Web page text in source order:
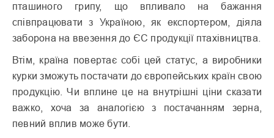
пташиного грипу, що впливало на бажання
співпрацювати з Україною, як експортером, діяла
заборона на ввезення до ЄС продукції птахівництва.
Втім, країна повертає собі цей статус, а виробники
курки зможуть постачати до європейських країн свою
продукцію. Чи вплине це на внутрішні ціни сказати
важко, хоча за аналогією з постачанням зерна,
певний вплив може бути.